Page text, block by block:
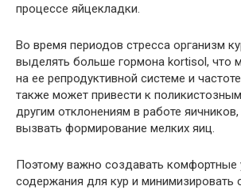
процессе яйцекладки.
Во время периодов стресса организм
выделять больше гормона kortisol, что
на ее репродуктивной системе и
также может привести к
другим отклонениям в работе
вызвать формирование мелких яиц.
Поэтому важно создавать комфортные
содержания для кур и минимизировать